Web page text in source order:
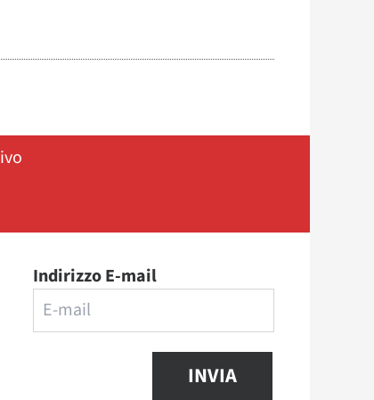
Indirizzo E-mail
INVIA